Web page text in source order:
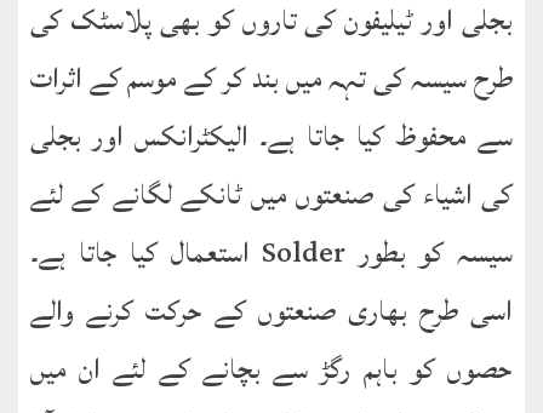
بجلی اور ٹیلیفون کی تاروں کو بھی پلاسٹک کی
طرح سیسہ کی تہہ میں بند کر کے موسم کے اثرات
سے محفوظ کیا جاتا ہے۔ الیکٹرانکس اور بجلی
کی اشیاء کی صنعتوں میں ٹانکے لگانے کے لئے
سیسہ کو بطور Solder استعمال کیا جاتا ہے۔
اسی طرح بھاری صنعتوں کے حرکت کرنے والے
حصوں کو باہم رگڑ سے بچانے کے لئے ان میں